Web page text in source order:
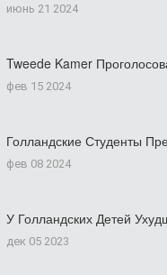
июнь 21 2024
Tweede Kamer
фев 15 2024
Голландские Студенты
фев 08 2024
У Голландских Детей
дек 05 2023